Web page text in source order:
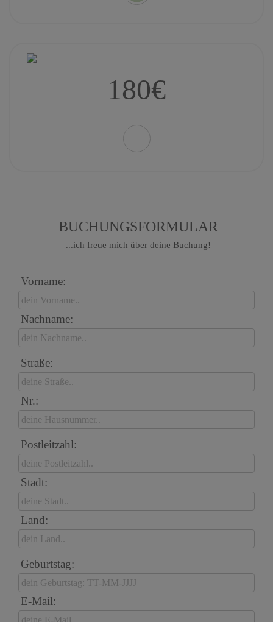
180€
BUCHUNGSFORMULAR
...ich freue mich über deine Buchung!
Vorname:
Nachname:
Straße:
Nr.:
Postleitzahl:
Stadt:
Land:
Geburtstag:
E-Mail: